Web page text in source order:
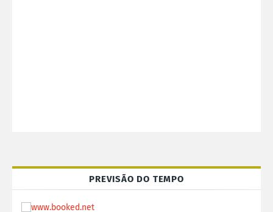
PREVISÃO DO TEMPO